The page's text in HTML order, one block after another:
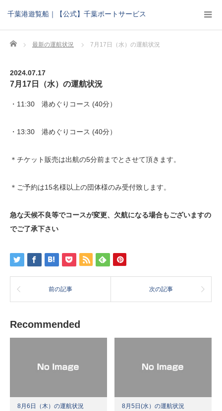
千葉港遊覧船｜【公式】千葉ポートサービス
Home 最新の運航状況 7月17日（水）の運航状況
2024.07.17
7月17日（水）の運航状況
・11:30 港めぐりコース (40分）
・13:30 港めぐりコース (40分）
＊チケット販売は出航の5分前までとさせて頂きます。
＊ご予約は15名様以上の団体様のみ受付致します。
急な天候不良等でコースが変更、欠航になる場合もございますの
でご了承下さい
前の記事 次の記事
Recommended
8月6日（木）の運航状況 8月5日(水）の運航状況